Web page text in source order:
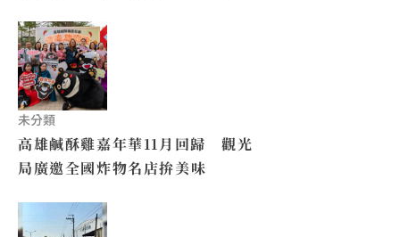
未分類
高雄鹹酥雞嘉年華11月回歸 觀光
局廣邀全國炸物名店拚美味